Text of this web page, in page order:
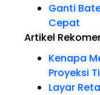
Ganti
Cepat
Artikel
Kenapa
Proyeksi
Layar